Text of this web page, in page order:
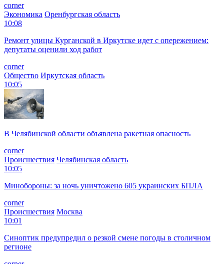
corner
Экономика Оренбургская область
10:08
Ремонт улицы Курганской в Иркутске идет с опережением:
депутаты оценили ход работ
corner
Общество Иркутская область
10:05
В Челябинской области объявлена ракетная опасность
corner
Происшествия Челябинская область
10:05
Минобороны: за ночь уничтожено 605 украинских БПЛА
corner
Происшествия Москва
10:01
Синоптик предупредил о резкой смене погоды в столичном
регионе